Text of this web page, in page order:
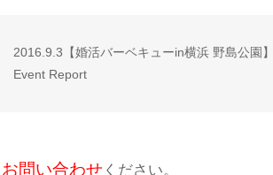
2016.9.3【婚活バーベキューin横浜 野島公園】
Event Report
お問い合わせ ください。